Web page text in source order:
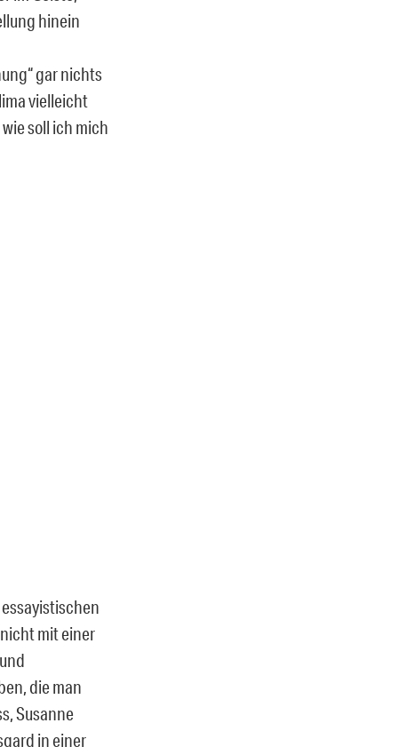
hinein
gar nichts
vielleicht
soll ich mich
mit einer
die man
Susanne
in einer